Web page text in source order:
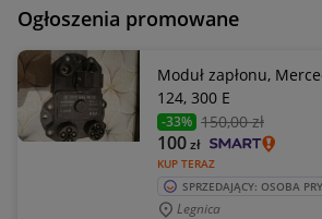
Ogłoszenia promowane
Moduł zapłonu,
124, 300 E
-33% 150,00 zł
KUP TERAZ
100zł
SPRZEDAJĄCY: OSOBA
Legnica